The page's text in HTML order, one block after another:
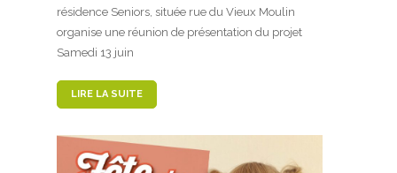
résidence Seniors, située rue du Vieux Moulin
organise une réunion de présentation du projet
Samedi 13 juin
LIRE LA SUITE